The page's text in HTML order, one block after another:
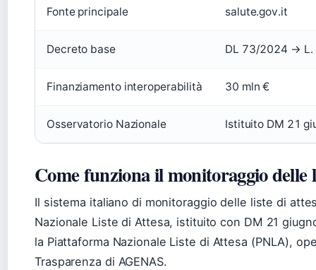
Fonte principale salute.gov.it
Decreto base DL 73/2024 →
Finanziamento interoperabilità 30 mln €
Osservatorio Nazionale Istituito DM 21
Come funziona il monitoraggio delle
Il sistema italiano di monitoraggio delle liste di
Nazionale Liste di Attesa, istituito con DM 21
la Piattaforma Nazionale Liste di Attesa (PNLA),
Trasparenza di AGENAS.